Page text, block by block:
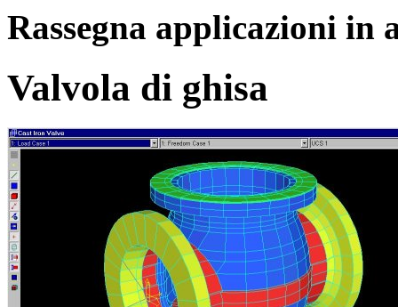
Rassegna applicazioni in
Valvola di ghisa